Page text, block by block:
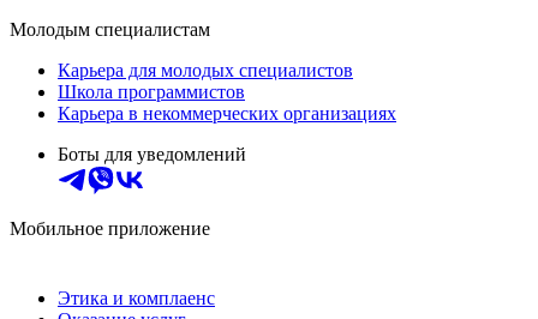
Молодым специалистам
Карьера для молодых специалистов
Школа программистов
Карьера в некоммерческих организациях
Боты для уведомлений
Мобильное приложение
Этика и комплаенс